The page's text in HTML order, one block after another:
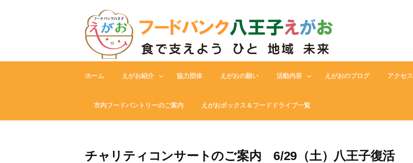
ホーム えがお紹介 協力団体 えがおの願い 活動内容 えがおのブログ アクセス
市内フードパントリーのご案内 えがおボックス＆フードドライブ一覧
チャリティコンサートのご案内 6/29（土）八王子復活